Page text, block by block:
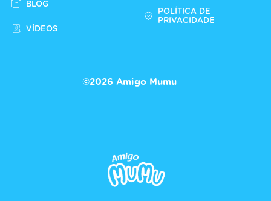
BLOG
VÍDEOS
POLÍTICA DE
PRIVACIDADE
©2026 Amigo Mumu